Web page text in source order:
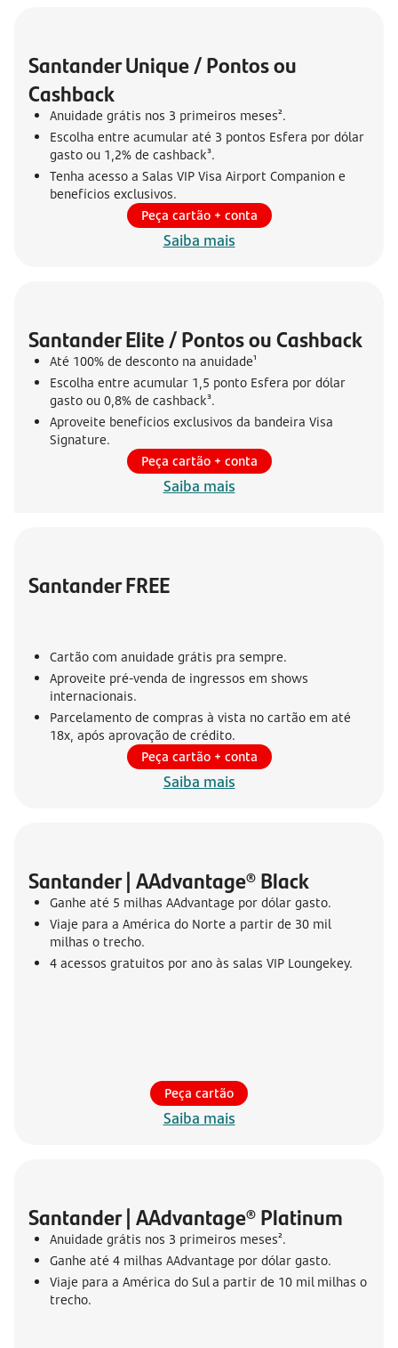
Santander Unique / Pontos ou
Cashback
Anuidade grátis nos 3 primeiros meses².
Escolha entre acumular até 3 pontos Esfera por dólar
gasto ou 1,2% de cashback³.
Tenha acesso a Salas VIP Visa Airport Companion e
benefícios exclusivos.
Peça cartão + conta
Saiba mais
Santander Elite / Pontos ou Cashback
Até 100% de desconto na anuidade¹
Escolha entre acumular 1,5 ponto Esfera por dólar
gasto ou 0,8% de cashback³.
Aproveite benefícios exclusivos da bandeira Visa
Signature.
Peça cartão + conta
Saiba mais
Santander FREE
Cartão com anuidade grátis pra sempre.
Aproveite pré-venda de ingressos em shows
internacionais.
Parcelamento de compras à vista no cartão em até
18x, após aprovação de crédito.
Peça cartão + conta
Saiba mais
Santander | AAdvantage® Black
Ganhe até 5 milhas AAdvantage por dólar gasto.
Viaje para a América do Norte a partir de 30 mil
milhas o trecho.
4 acessos gratuitos por ano às salas VIP Loungekey.
Peça cartão
Saiba mais
Santander | AAdvantage® Platinum
Anuidade grátis nos 3 primeiros meses².
Ganhe até 4 milhas AAdvantage por dólar gasto.
Viaje para a América do Sul a partir de 10 mil milhas o
trecho.